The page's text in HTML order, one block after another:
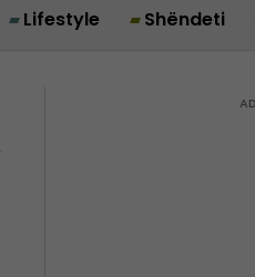
Lifestyle Shëndeti